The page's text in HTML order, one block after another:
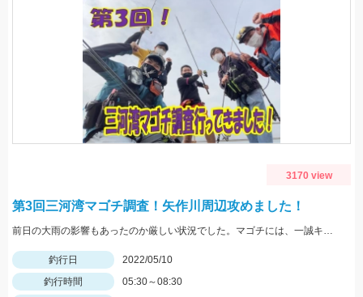
3170 view
第3回三河湾マゴチ調査！矢作川周辺攻めました！
前日の大雨の影響もあったのか厳しい状況でした。マゴチには、一誠キャラメルシャッドが使いやすくオススメ！
釣行日
2022/05/10
釣行時間
05:30～08:30